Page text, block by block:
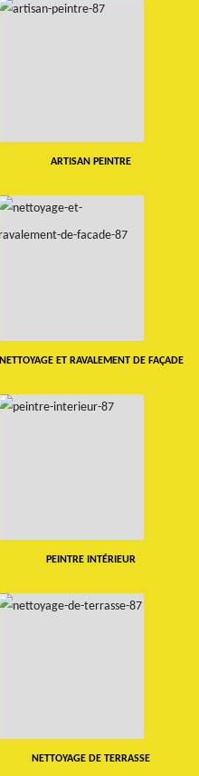
ARTISAN PEINTRE
NETTOYAGE ET RAVALEMENT DE FAÇADE
PEINTRE INTÉRIEUR
NETTOYAGE DE TERRASSE